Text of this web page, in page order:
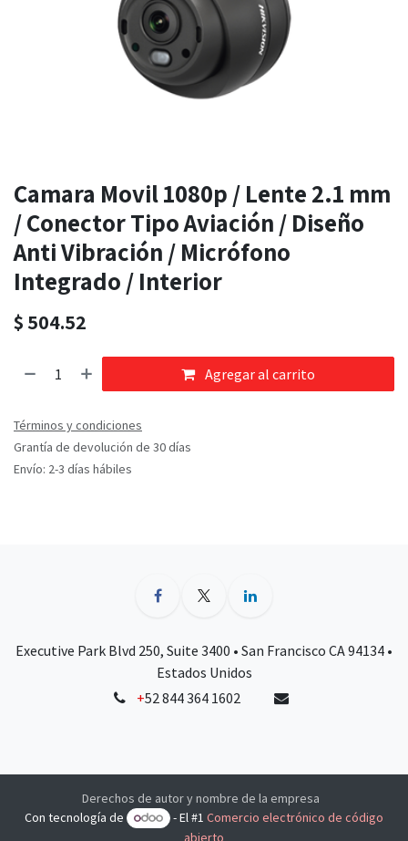
Camara Movil 1080p / Lente 2.1 mm
/ Conector Tipo Aviación / Diseño
Anti Vibración / Micrófono
Integrado / Interior
$ 504.52
Agregar al carrito
Términos y condiciones
Grantía de devolución de 30 días
Envío: 2-3 días hábiles
Executive Park Blvd 250, Suite 3400 • San Francisco CA 94134 •
Estados Unidos
+52 844 364 1602
Derechos de autor y nombre de la empresa
Con tecnología de
- El #1Comercio electrónico de código
abierto